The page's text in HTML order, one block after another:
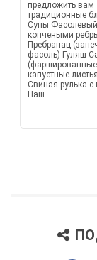
предложить вам
традиционные
Супы Фасолевый
копчеными
Пребранац
фасоль) Гуляш
(фаршированные
капустные
Свиная рулька с
Наш...